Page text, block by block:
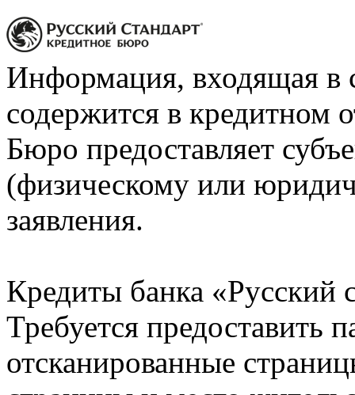
Информация, входящая в
содержится в кредитном
Бюро предоставляет
(физическому или
заявления.
Кредиты банка «Русский
Требуется предоставить
отсканированные